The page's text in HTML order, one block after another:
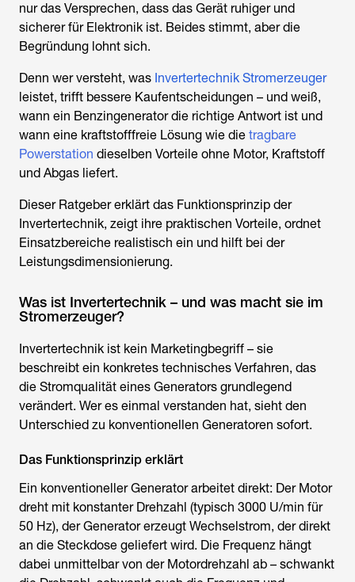
nur das Versprechen, dass das Gerät ruhiger und
sicherer für Elektronik ist. Beides stimmt, aber die
Begründung lohnt sich.
Denn wer versteht, was Invertertechnik Stromerzeuger
leistet, trifft bessere Kaufentscheidungen – und weiß,
wann ein Benzingenerator die richtige Antwort ist und
wann eine kraftstofffreie Lösung wie die tragbare
Powerstation dieselben Vorteile ohne Motor, Kraftstoff
und Abgas liefert.
Dieser Ratgeber erklärt das Funktionsprinzip der
Invertertechnik, zeigt ihre praktischen Vorteile, ordnet
Einsatzbereiche realistisch ein und hilft bei der
Leistungsdimensionierung.
Was ist Invertertechnik – und was macht sie im
Stromerzeuger?
Invertertechnik ist kein Marketingbegriff – sie
beschreibt ein konkretes technisches Verfahren, das
die Stromqualität eines Generators grundlegend
verändert. Wer es einmal verstanden hat, sieht den
Unterschied zu konventionellen Generatoren sofort.
Das Funktionsprinzip erklärt
Ein konventioneller Generator arbeitet direkt: Der Motor
dreht mit konstanter Drehzahl (typisch 3000 U/min für
50 Hz), der Generator erzeugt Wechselstrom, der direkt
an die Steckdose geliefert wird. Die Frequenz hängt
dabei unmittelbar von der Motordrehzahl ab – schwankt